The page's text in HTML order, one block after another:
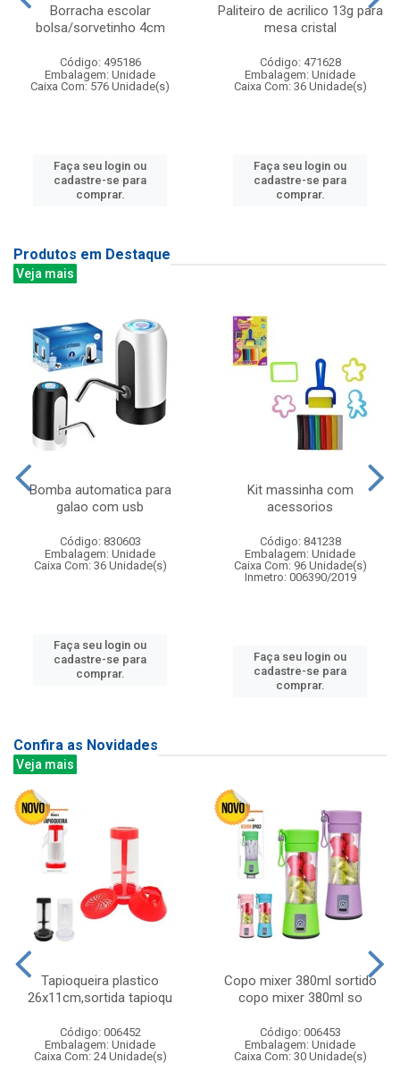
Borracha escolar
bolsa/sorvetinho 4cm
Código: 495186
Embalagem: Unidade
Caixa Com: 576 Unidade(s)
Faça seu login ou
cadastre-se para
comprar.
Paliteiro de acrilico 13g para
mesa cristal
Código: 471628
Embalagem: Unidade
Caixa Com: 36 Unidade(s)
Faça seu login ou
cadastre-se para
comprar.
Produtos em Destaque
Veja mais
Bomba automatica para
galao com usb
Código: 830603
Embalagem: Unidade
Caixa Com: 36 Unidade(s)
Faça seu login ou
cadastre-se para
comprar.
Kit massinha com
acessorios
Código: 841238
Embalagem: Unidade
Caixa Com: 96 Unidade(s)
Inmetro: 006390/2019
Faça seu login ou
cadastre-se para
comprar.
Confira as Novidades
Veja mais
Tapioqueira plastico
26x11cm,sortida tapioqu
Código: 006452
Embalagem: Unidade
Caixa Com: 24 Unidade(s)
Copo mixer 380ml sortido
copo mixer 380ml so
Código: 006453
Embalagem: Unidade
Caixa Com: 30 Unidade(s)